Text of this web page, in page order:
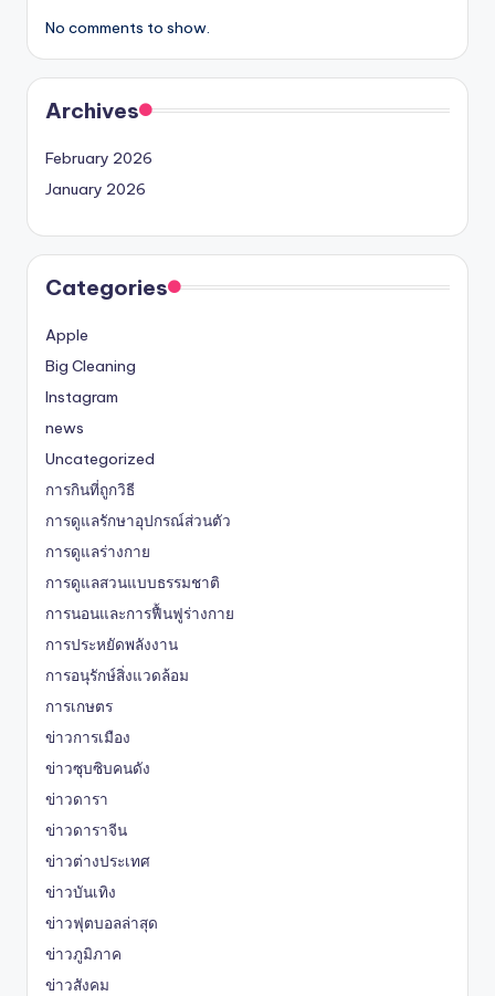
No comments to show.
Archives
February 2026
January 2026
Categories
Apple
Big Cleaning
Instagram
news
Uncategorized
การกินที่ถูกวิธี
การดูแลรักษาอุปกรณ์ส่วนตัว
การดูแลร่างกาย
การดูแลสวนแบบธรรมชาติ
การนอนและการฟื้นฟูร่างกาย
การประหยัดพลังงาน
การอนุรักษ์สิ่งแวดล้อม
การเกษตร
ข่าวการเมือง
ข่าวซุบซิบคนดัง
ข่าวดารา
ข่าวดาราจีน
ข่าวต่างประเทศ
ข่าวบันเทิง
ข่าวฟุตบอลล่าสุด
ข่าวภูมิภาค
ข่าวสังคม